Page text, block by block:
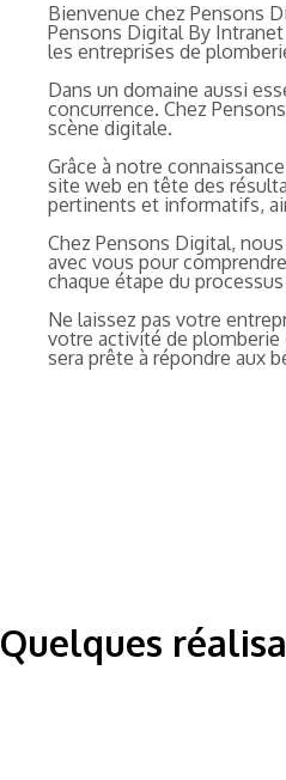
Bienvenue chez Pensons
Pensons Digital By
les entreprises de
Dans un domaine aussi
concurrence. Chez
scène digitale.
Grâce à notre
site web en tête des
pertinents et informatifs,
Chez Pensons Digital,
avec vous pour
chaque étape du
Ne laissez pas votre
votre activité de plomberie
sera prête à répondre aux
Quelques